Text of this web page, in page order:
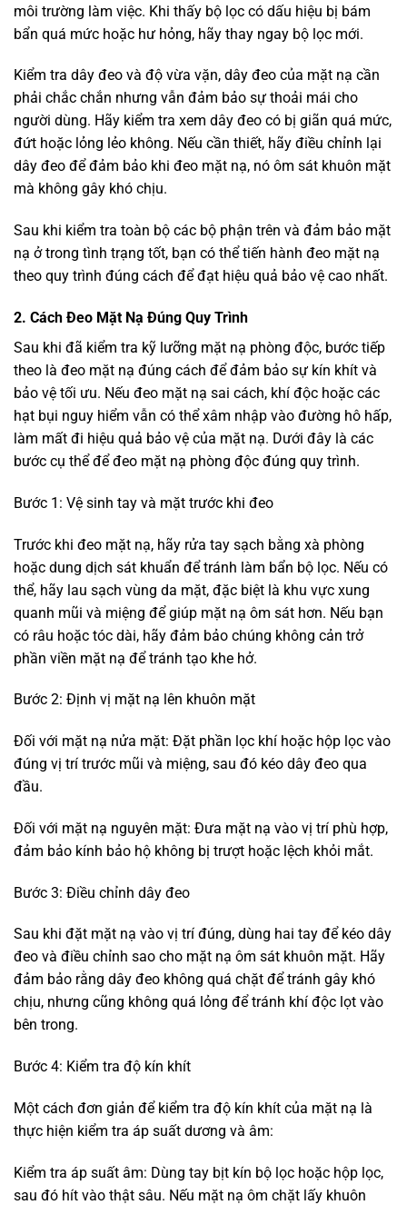
môi trường làm việc. Khi thấy bộ lọc có dấu hiệu bị bám
bẩn quá mức hoặc hư hỏng, hãy thay ngay bộ lọc mới.
Kiểm tra dây đeo và độ vừa vặn, dây đeo của mặt nạ cần
phải chắc chắn nhưng vẫn đảm bảo sự thoải mái cho
người dùng. Hãy kiểm tra xem dây đeo có bị giãn quá mức,
đứt hoặc lỏng lẻo không. Nếu cần thiết, hãy điều chỉnh lại
dây đeo để đảm bảo khi đeo mặt nạ, nó ôm sát khuôn mặt
mà không gây khó chịu.
Sau khi kiểm tra toàn bộ các bộ phận trên và đảm bảo mặt
nạ ở trong tình trạng tốt, bạn có thể tiến hành đeo mặt nạ
theo quy trình đúng cách để đạt hiệu quả bảo vệ cao nhất.
2. Cách Đeo Mặt Nạ Đúng Quy Trình
Sau khi đã kiểm tra kỹ lưỡng mặt nạ phòng độc, bước tiếp
theo là đeo mặt nạ đúng cách để đảm bảo sự kín khít và
bảo vệ tối ưu. Nếu đeo mặt nạ sai cách, khí độc hoặc các
hạt bụi nguy hiểm vẫn có thể xâm nhập vào đường hô hấp,
làm mất đi hiệu quả bảo vệ của mặt nạ. Dưới đây là các
bước cụ thể để đeo mặt nạ phòng độc đúng quy trình.
Bước 1: Vệ sinh tay và mặt trước khi đeo
Trước khi đeo mặt nạ, hãy rửa tay sạch bằng xà phòng
hoặc dung dịch sát khuẩn để tránh làm bẩn bộ lọc. Nếu có
thể, hãy lau sạch vùng da mặt, đặc biệt là khu vực xung
quanh mũi và miệng để giúp mặt nạ ôm sát hơn. Nếu bạn
có râu hoặc tóc dài, hãy đảm bảo chúng không cản trở
phần viền mặt nạ để tránh tạo khe hở.
Bước 2: Định vị mặt nạ lên khuôn mặt
Đối với mặt nạ nửa mặt: Đặt phần lọc khí hoặc hộp lọc vào
đúng vị trí trước mũi và miệng, sau đó kéo dây đeo qua
đầu.
Đối với mặt nạ nguyên mặt: Đưa mặt nạ vào vị trí phù hợp,
đảm bảo kính bảo hộ không bị trượt hoặc lệch khỏi mắt.
Bước 3: Điều chỉnh dây đeo
Sau khi đặt mặt nạ vào vị trí đúng, dùng hai tay để kéo dây
đeo và điều chỉnh sao cho mặt nạ ôm sát khuôn mặt. Hãy
đảm bảo rằng dây đeo không quá chặt để tránh gây khó
chịu, nhưng cũng không quá lỏng để tránh khí độc lọt vào
bên trong.
Bước 4: Kiểm tra độ kín khít
Một cách đơn giản để kiểm tra độ kín khít của mặt nạ là
thực hiện kiểm tra áp suất dương và âm:
Kiểm tra áp suất âm: Dùng tay bịt kín bộ lọc hoặc hộp lọc,
sau đó hít vào thật sâu. Nếu mặt nạ ôm chặt lấy khuôn